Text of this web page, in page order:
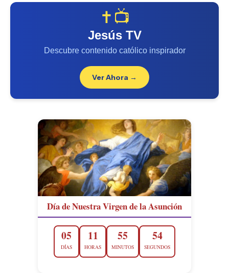
✝️📺
Jesús TV
Descubre contenido católico inspirador
Ver Ahora →
Día de Nuestra Virgen de la Asunción
05
DÍAS
11
HORAS
55
MINUTOS
53
SEGUNDOS